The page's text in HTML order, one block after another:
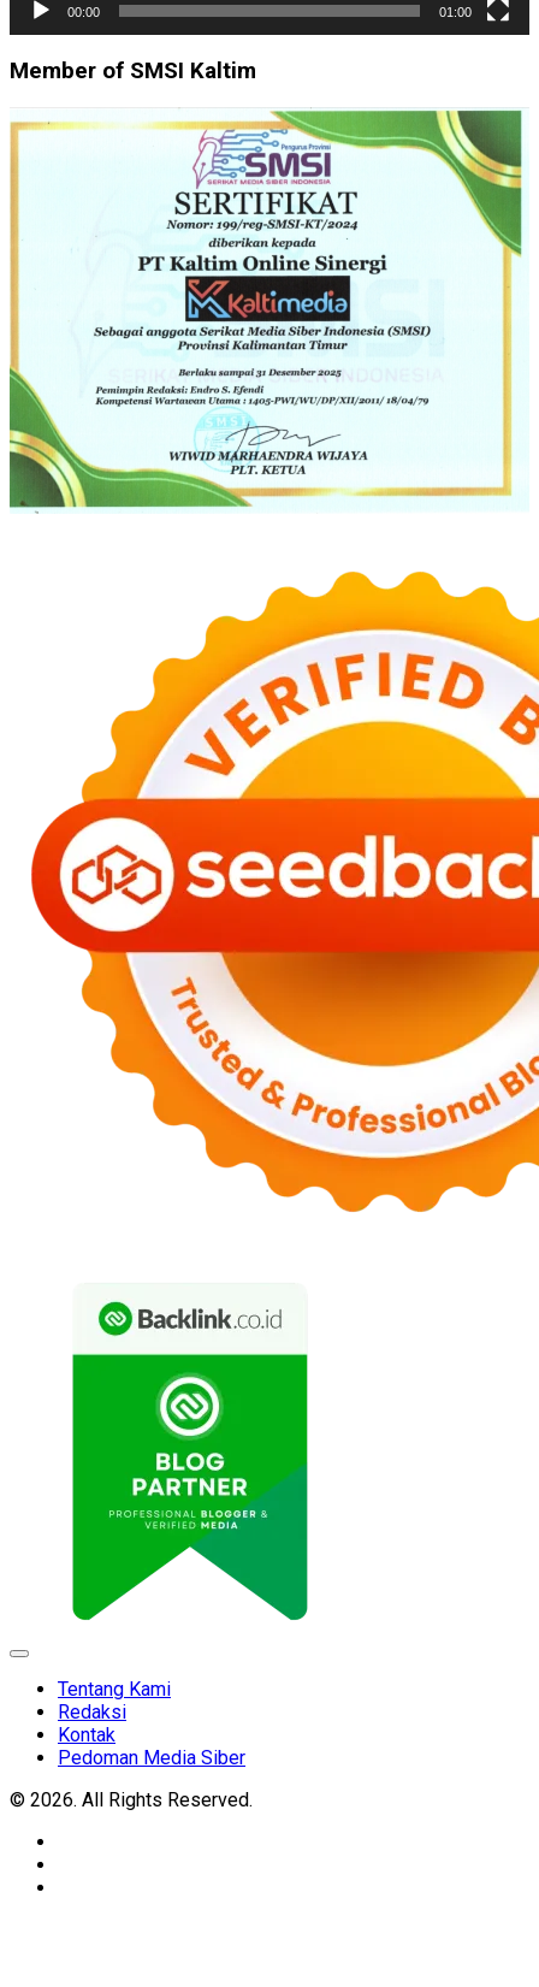
00:00 01:00
Member of SMSI Kaltim
Expand
Tentang Kami
Redaksi
Kontak
Pedoman Media Siber
© 2026. All Rights Reserved.